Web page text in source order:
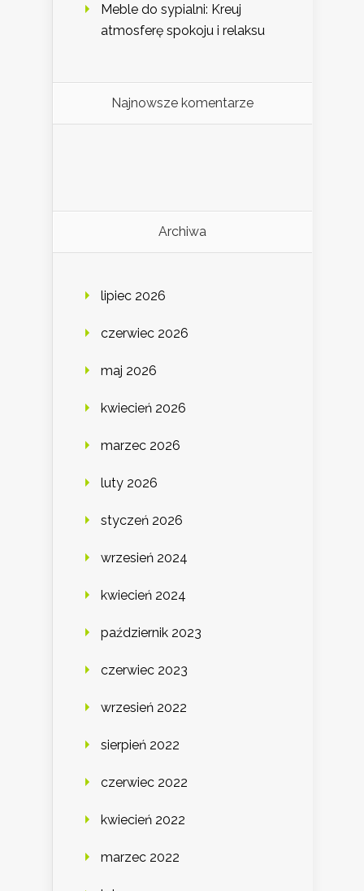
Meble do sypialni: Kreuj
atmosferę spokoju i relaksu
Najnowsze komentarze
Archiwa
lipiec 2026
czerwiec 2026
maj 2026
kwiecień 2026
marzec 2026
luty 2026
styczeń 2026
wrzesień 2024
kwiecień 2024
październik 2023
czerwiec 2023
wrzesień 2022
sierpień 2022
czerwiec 2022
kwiecień 2022
marzec 2022